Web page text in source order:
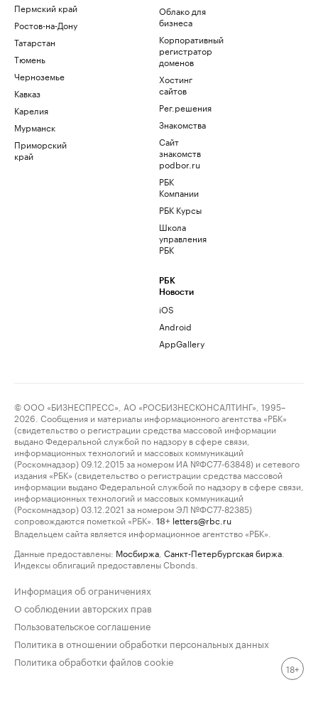
Пермский край
Ростов-на-Дону
Татарстан
Тюмень
Черноземье
Кавказ
Карелия
Мурманск
Приморский
край
Облако для
бизнеса
Корпоративный
регистратор
доменов
Хостинг
сайтов
Рег.решения
Знакомства
Сайт
знакомств
podbor.ru
РБК
Компании
РБК Курсы
Школа
управления
РБК
РБК
Новости
iOS
Android
AppGallery
© ООО «БИЗНЕСПРЕСС», АО «РОСБИЗНЕСКОНСАЛТИНГ», 1995–
2026. Сообщения и материалы информационного агентства «РБК»
(свидетельство о регистрации средства массовой информации
выдано Федеральной службой по надзору в сфере связи,
информационных технологий и массовых коммуникаций
(Роскомнадзор) 09.12.2015 за номером ИА №ФС77-63848) и сетевого
издания «РБК» (свидетельство о регистрации средства массовой
информации выдано Федеральной службой по надзору в сфере связи,
информационных технологий и массовых коммуникаций
(Роскомнадзор) 03.12.2021 за номером ЭЛ №ФС77-82385)
сопровождаются пометкой «РБК».
18+ letters@rbc.ru
Владельцем сайта является информационное агентство «РБК».
Данные предоставлены: Мосбиржа Санкт-Петербургская биржа
Индексы облигаций предоставлены Cbonds.
Информация об ограничениях
О соблюдении авторских прав
Пользовательское соглашение
Политика в отношении обработки персональных данных
Политика обработки файлов cookie
18+